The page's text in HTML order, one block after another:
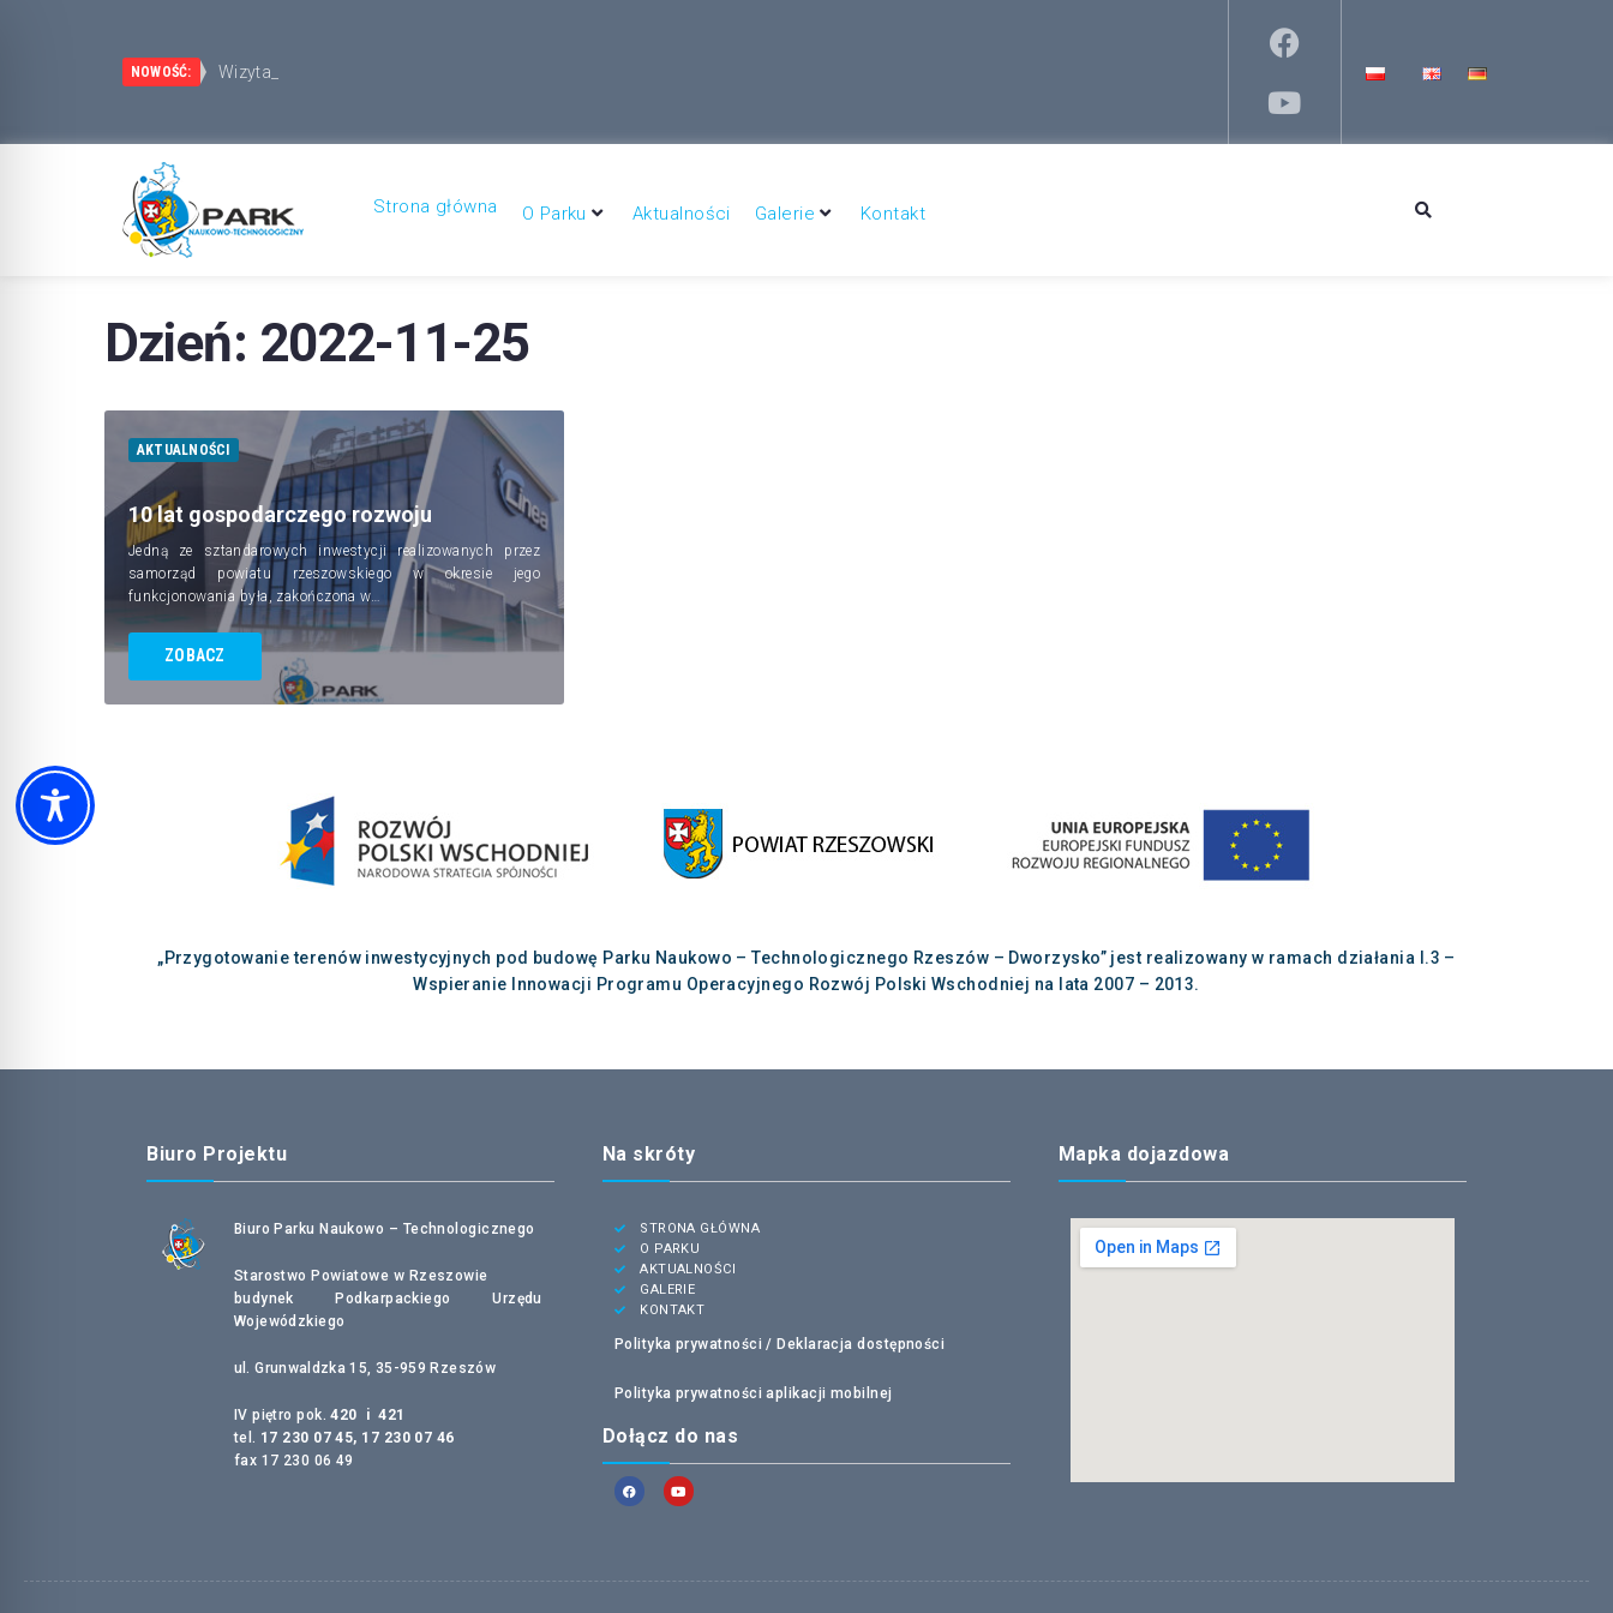
NOWOŚĆ: Wizyta przedst
Park Naukowo-Technologiczny Rzeszów – Dworzysko to wielki potencjał inwestycyjny
Strona główna O Parku Aktualności Galerie Kontakt
Dzień: 2022-11-25
AKTUALNOŚCI
10 lat gospodarczego rozwoju
Jedną ze sztandarowych inwestycji realizowanych przez
samorząd powiatu rzeszowskiego w okresie jego
funkcjonowania była, zakończona w…
ZOBACZ
„Przygotowanie terenów inwestycyjnych pod budowę Parku Naukowo – Technologicznego Rzeszów – Dworzysko” jest realizowany w ramach działania I.3 –
Wspieranie Innowacji Programu Operacyjnego Rozwój Polski Wschodniej na lata 2007 – 2013.
Biuro Projektu
Biuro Parku Naukowo – Technologicznego
Starostwo Powiatowe w Rzeszowie
budynek Podkarpackiego Urzędu
Wojewódzkiego
ul. Grunwaldzka 15, 35-959 Rzeszów
IV piętro pok.420 i 421
tel. 17 230 07 45, 17 230 07 46
fax 17 230 06 49
Na skróty
STRONA GŁÓWNA
O PARKU
AKTUALNOŚCI
GALERIE
KONTAKT
Polityka prywatności / Deklaracja dostępności
Polityka prywatności aplikacji mobilnej
Dołącz do nas
Mapka dojazdowa